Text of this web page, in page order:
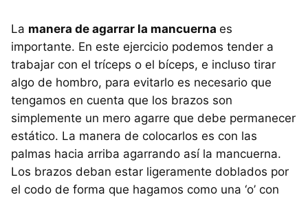
La manera de agarrar la mancuerna es
importante. En este ejercicio podemos tender a
trabajar con el tríceps o el bíceps, e incluso tirar
algo de hombro, para evitarlo es necesario que
tengamos en cuenta que los brazos son
simplemente un mero agarre que debe permanecer
estático. La manera de colocarlos es con las
palmas hacia arriba agarrando así la mancuerna.
Los brazos deban estar ligeramente doblados por
el codo de forma que hagamos como una ‘o’ con